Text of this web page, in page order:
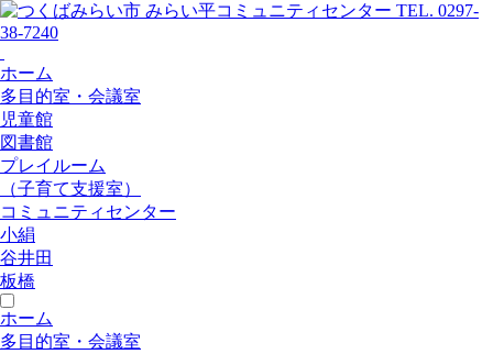
ホーム
多目的室・会議室
児童館
図書館
プレイルーム
（子育て支援室）
コミュニティセンター
小絹
谷井田
板橋
ホーム
多目的室・会議室